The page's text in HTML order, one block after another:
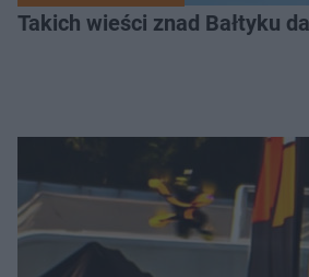
Takich wieści znad Bałtyku